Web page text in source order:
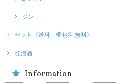
ジン
セット《送料、梱包料 無料》
発泡酒
Information